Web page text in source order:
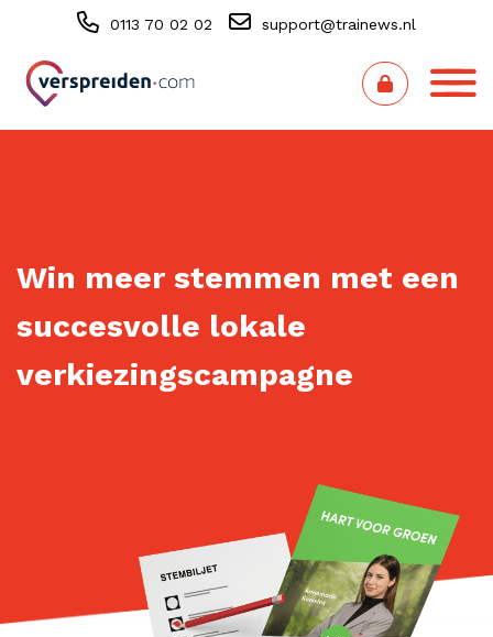
0113 70 02 02 support@trainews.nl
Win meer stemmen met een
succesvolle lokale
verkiezingscampagne